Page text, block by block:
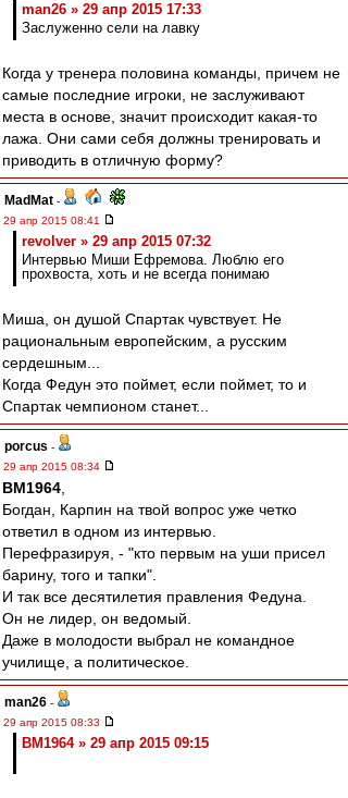
man26 » 29 апр 2015 17:33
Заслуженно сели на лавку
Когда у тренера половина команды, причем не
самые последние игроки, не заслуживают
места в основе, значит происходит какая-то
лажа. Они сами себя должны тренировать и
приводить в отличную форму?
MadMat -
29 апр 2015 08:41
revolver » 29 апр 2015 07:32
Интервью Миши Ефремова. Люблю его
прохвоста, хоть и не всегда понимаю
Миша, он душой Спартак чувствует. Не
рациональным европейским, а русским
сердешным...
Когда Федун это поймет, если поймет, то и
Спартак чемпионом станет...
porcus -
29 апр 2015 08:34
BM1964
Богдан, Карпин на твой вопрос уже четко
ответил в одном из интервью.
Перефразируя, - "кто первым на уши присел
барину, того и тапки".
И так все десятилетия правления Федуна.
Он не лидер, он ведомый.
Даже в молодости выбрал не командное
училище, а политическое.
man26 -
29 апр 2015 08:33
BM1964 » 29 апр 2015 09:15